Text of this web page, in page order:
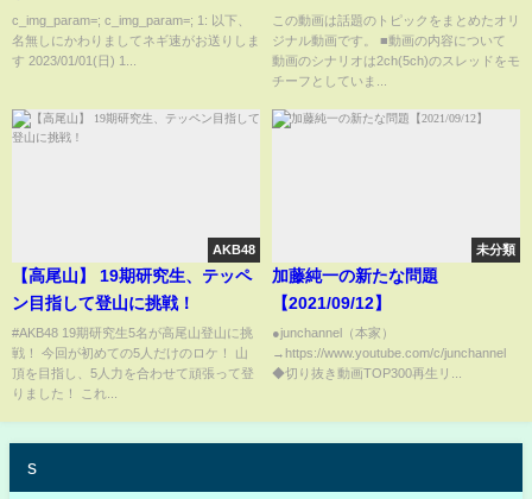
c_img_param=; c_img_param=; 1: 以下、
名無しにかわりましてネギ速がお送りしま
す 2023/01/01(日) 1...
【5chスレ】
この動画は話題のトピックをまとめたオリ
ジナル動画です。 ■動画の内容について
動画のシナリオは2ch(5ch)のスレッドをモ
チーフとしていま...
AKB48
【高尾山】 19期研究生、テッペ
ン目指して登山に挑戦！
#AKB48 19期研究生5名が高尾山登山に挑
戦！ 今回が初めての5人だけのロケ！ 山
頂を目指し、5人力を合わせて頑張って登
りました！ これ...
未分類
加藤純一の新たな問題
【2021/09/12】
●junchannel（本家）
→https://www.youtube.com/c/junchannel
◆切り抜き動画TOP300再生リ...
s